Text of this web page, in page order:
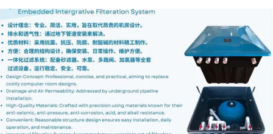
विनती
करे
NEWS
साइटमैप